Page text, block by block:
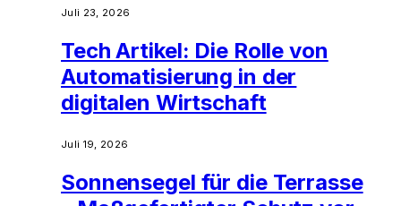
Juli 23, 2026
Tech Artikel: Die Rolle von
Automatisierung in der
digitalen Wirtschaft
Juli 19, 2026
Sonnensegel für die Terrasse